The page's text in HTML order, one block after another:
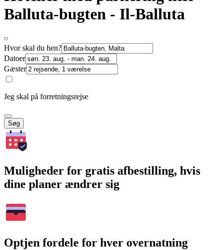
Balluta-bugten - Il-Balluta
Hvor skal du hen?
Datoer
Gæster
Jeg skal på forretningsrejse
Søg
Muligheder for gratis afbestilling, hvis
dine planer ændrer sig
Optjen fordele for hver overnatning